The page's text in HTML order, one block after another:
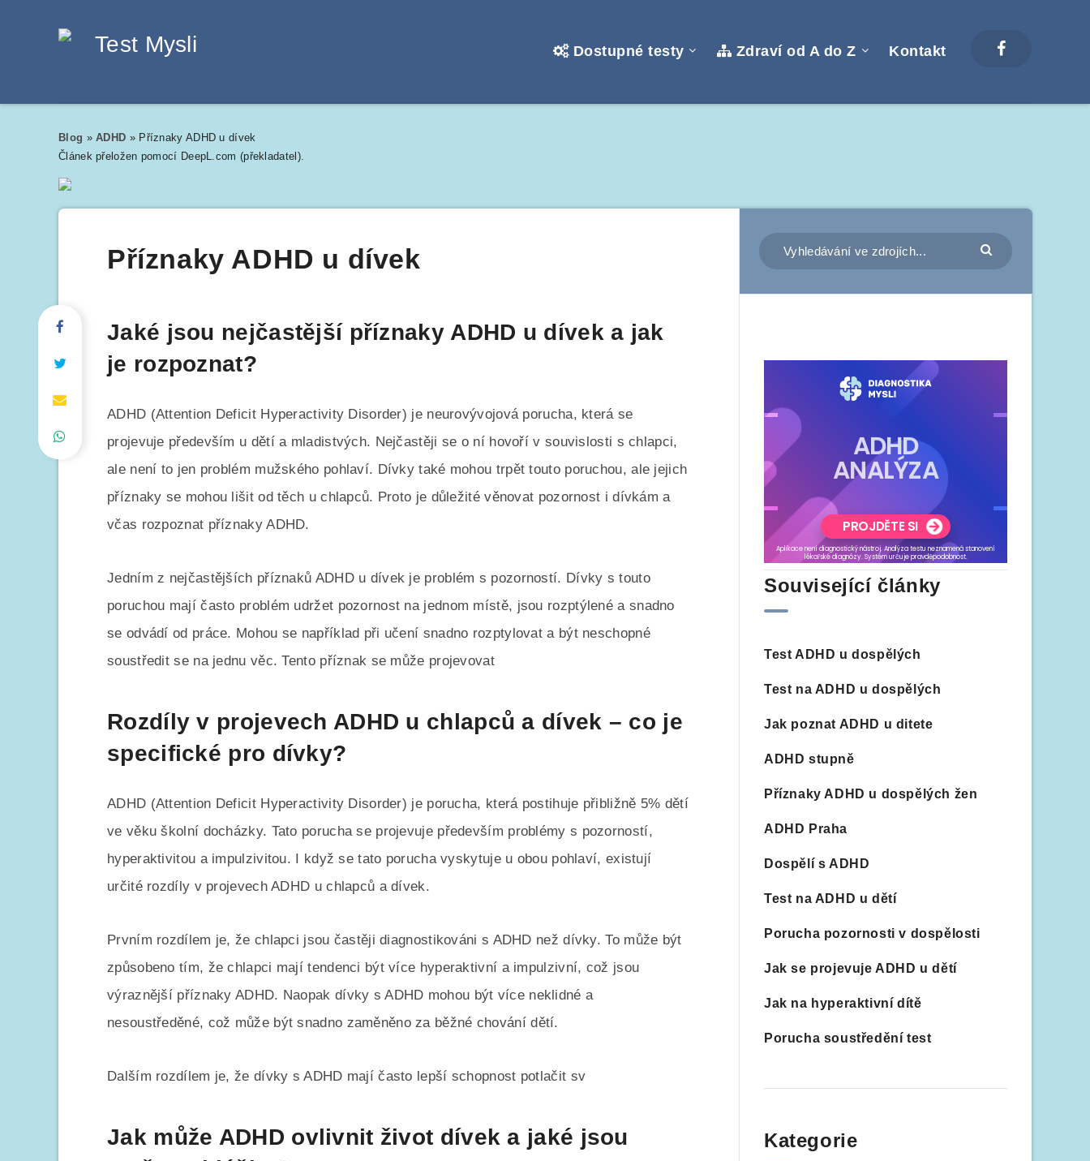
Dostupné testy Zdraví od A do Z Kontakt
Blog »ADHD » Příznaky ADHD u dívek
Článek přeložen pomocí DeepL.com (překladatel).
Příznaky ADHD u dívek
Jaké jsou nejčastější příznaky ADHD u dívek a jak
je rozpoznat?
ADHD (Attention Deficit Hyperactivity Disorder) je neurovývojová porucha, která se
projevuje především u dětí a mladistvých. Nejčastěji se o ní hovoří v souvislosti s chlapci,
ale není to jen problém mužského pohlaví. Dívky také mohou trpět touto poruchou, ale jejich
příznaky se mohou lišit od těch u chlapců. Proto je důležité věnovat pozornost i dívkám a
včas rozpoznat příznaky ADHD.
Jedním z nejčastějších příznaků ADHD u dívek je problém s pozorností. Dívky s touto
poruchou mají často problém udržet pozornost na jednom místě, jsou rozptýlené a snadno
se odvádí od práce. Mohou se například při učení snadno rozptylovat a být neschopné
soustředit se na jednu věc. Tento příznak se může projevovat
Rozdíly v projevech ADHD u chlapců a dívek – co je
specifické pro dívky?
ADHD (Attention Deficit Hyperactivity Disorder) je porucha, která postihuje přibližně 5% dětí
ve věku školní docházky. Tato porucha se projevuje především problémy s pozorností,
hyperaktivitou a impulzivitou. I když se tato porucha vyskytuje u obou pohlaví, existují
určité rozdíly v projevech ADHD u chlapců a dívek.
Prvním rozdílem je, že chlapci jsou častěji diagnostikováni s ADHD než dívky. To může být
způsobeno tím, že chlapci mají tendenci být více hyperaktivní a impulzivní, což jsou
výraznější příznaky ADHD. Naopak dívky s ADHD mohou být více neklidné a
nesoustředěné, což může být snadno zaměněno za běžné chování dětí.
Dalším rozdílem je, že dívky s ADHD mají často lepší schopnost potlačit sv
Jak může ADHD ovlivnit život dívek a jaké jsou
Související články
Test ADHD u dospělých
Test na ADHD u dospělých
Jak poznat ADHD u ditete
ADHD stupně
Příznaky ADHD u dospělých žen
ADHD Praha
Dospělí s ADHD
Test na ADHD u dětí
Porucha pozornosti v dospělosti
Jak se projevuje ADHD u dětí
Jak na hyperaktivní dítě
Porucha soustředění test
Kategorie